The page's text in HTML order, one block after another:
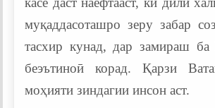
муқаддасоташро зеру забар
тасхир кунад, дар замираш ба
беэътиноӣ корад. Қарзи
моҳияти зиндагии инсон аст.